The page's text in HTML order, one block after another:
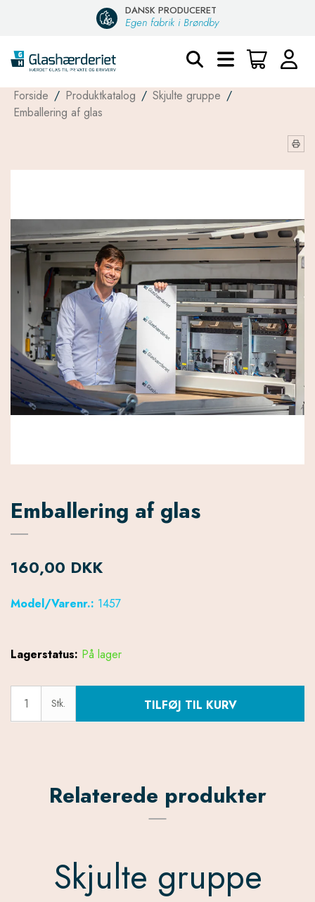
DANSK PRODUCERET
Egen fabrik i Brøndby
Forside / Produktkatalog / Skjulte gruppe /
Emballering af glas
Emballering af glas
160,00 DKK
Model/Varenr.: 1457
Lagerstatus: På lager
Stk. TILFØJ TIL KURV
Relaterede produkter
Skjulte gruppe